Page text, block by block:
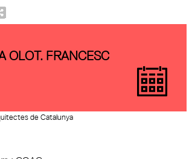
OLOT. FRANCESC
de Catalunya